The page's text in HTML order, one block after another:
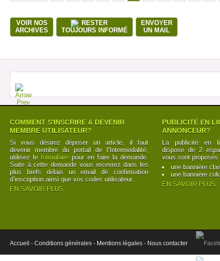
VOIR NOS
ARCHIVES
RESTER
TOUJOURS INFORMÉ
ENVOYER
UN MAIL
COMMENT S'INSCRIRE & DEVENIR
MEMBRE UTILISATEUR?
Si vous désirez déposer un article, il faut
devenir membre du portail de l’Intermodalité,
utilisez leformulaire pour en faire la demande.
Suite à cette demande vous recevrez dans les
plus brefs délais un email de confirmation
d’inscription ainsi que vos codes utilisateur.
EN SAVOIR PLUS
PUBLICITÉ EN
ANNONCEUR?
La publicité en
dispose de 2
vous sont proposés
une bannière
une bannière
EN SAVOIR PLUS
Accueil - Conditions générales - Mentions légales - Nous contacter